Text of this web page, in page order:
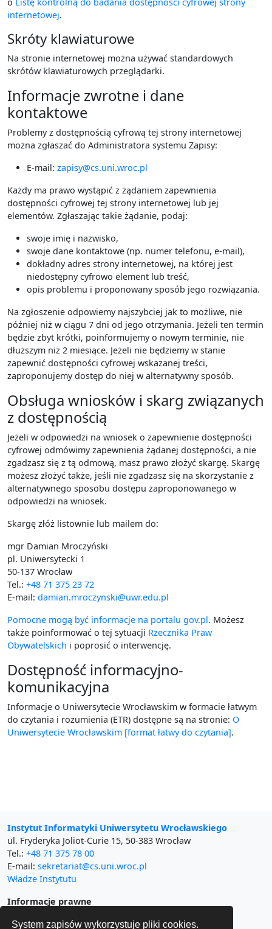
System zapisów wykorzystuje pliki cookies.
internetowej.
Skróty klawiaturowe
Na stronie internetowej można używać standardowych
skrótów klawiaturowych przeglądarki.
Informacje zwrotne i dane
kontaktowe
Problemy z dostępnością cyfrową tej strony internetowej
można zgłaszać do Administratora systemu Zapisy:
E-mail: zapisy@cs.uni.wroc.pl
Każdy ma prawo wystąpić z żądaniem zapewnienia
dostępności cyfrowej tej strony internetowej lub jej
elementów. Zgłaszając takie żądanie, podaj:
swoje imię i nazwisko,
swoje dane kontaktowe (np. numer telefonu, e-mail),
dokładny adres strony internetowej, na której jest
niedostępny cyfrowo element lub treść,
opis problemu i proponowany sposób jego rozwiązania.
Na zgłoszenie odpowiemy najszybciej jak to możliwe, nie
później niż w ciągu 7 dni od jego otrzymania. Jeżeli ten termin
będzie zbyt krótki, poinformujemy o nowym terminie, nie
dłuższym niż 2 miesiące. Jeżeli nie będziemy w stanie
zapewnić dostępności cyfrowej wskazanej treści,
zaproponujemy dostęp do niej w alternatywny sposób.
Obsługa wniosków i skarg związanych
z dostępnością
Jeżeli w odpowiedzi na wniosek o zapewnienie dostępności
cyfrowej odmówimy zapewnienia żądanej dostępności, a nie
zgadzasz się z tą odmową, masz prawo złożyć skargę. Skargę
możesz złożyć także, jeśli nie zgadzasz się na skorzystanie z
alternatywnego sposobu dostępu zaproponowanego w
odpowiedzi na wniosek.
Skargę złóż listownie lub mailem do:
mgr Damian Mroczyński
pl. Uniwersytecki 1
50-137 Wrocław
Tel.: +48 71 375 23 72
E-mail: damian.mroczynski@uwr.edu.pl
Pomocne mogą być informacje na portalu gov.pl. Możesz
także poinformować o tej sytuacji Rzecznika Praw
Obywatelskich i poprosić o interwencję.
Dostępność informacyjno-
komunikacyjna
Informacje o Uniwersytecie Wrocławskim w formacie łatwym
do czytania i rozumienia (ETR) dostępne są na stronie: O
Uniwersytecie Wrocławskim [format łatwy do czytania].
Instytut Informatyki Uniwersytetu Wrocławskiego
ul. Fryderyka Joliot-Curie 15, 50-383 Wrocław
Tel.: +48 71 375 78 00
E-mail: sekretariat@cs.uni.wroc.pl
Władze Instytutu
Informacje prawne